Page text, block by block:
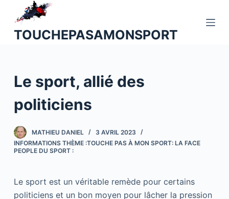
u
o
n
n
TOUCHEPASAMONSPORT
Le sport, allié des
politiciens
MATHIEU DANIEL
3 AVRIL 2023
INFORMATIONS THÈME :TOUCHE PAS À MON SPORT: LA FACE
PEOPLE DU SPORT :
Le sport est un véritable remède pour certains
politiciens et un bon moyen pour lâcher la pression